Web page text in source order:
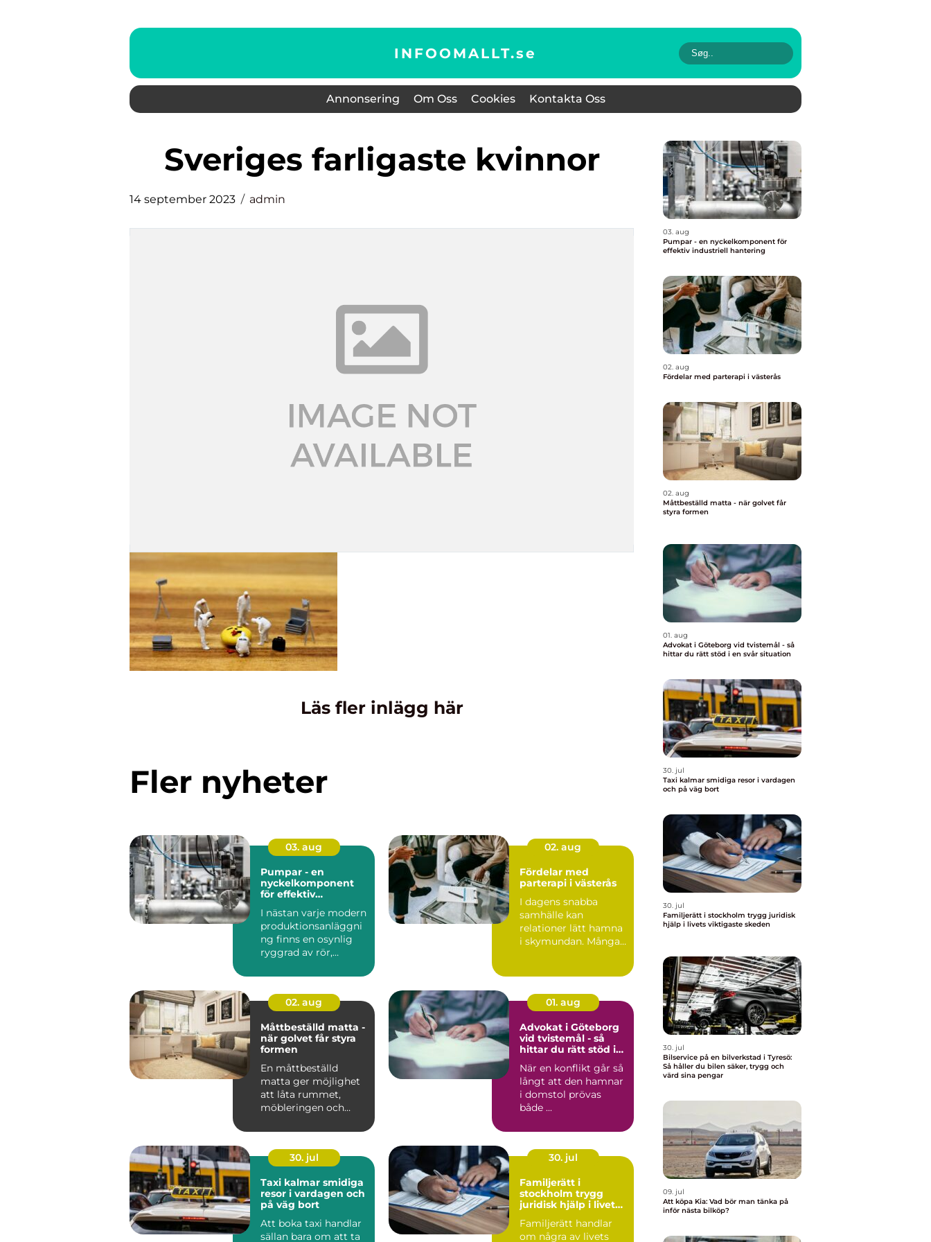
INFOOMALLT.se
Annonsering Om Oss Cookies Kontakta Oss
sveriges farligaste kvinnor
14 september 2023 admin
Läs fler inlägg här
Fler nyheter
03. aug
Pumpar - en
nyckelkomponent
för effektiv
I nästan varje modern
produktionsanläggni
ng finns en osynlig
ryggrad av rör,
02. aug
Fördelar med
parterapi i västerås
I dagens snabba
samhälle kan
relationer lätt hamna
i skymundan. Många
02. aug
Måttbeställd matta -
när golvet får styra
formen
En måttbeställd
matta ger möjlighet
att låta rummet,
möbleringen och
01. aug
Advokat i Göteborg
vid tvistemål - så
hittar du rätt stöd i
När en konflikt går så
långt att den hamnar
i domstol prövas
både ...
30. jul
Taxi kalmar smidiga
resor i vardagen och
på väg bort
Att boka taxi handlar
sällan bara om att ta
30. jul
Familjerätt i
stockholm trygg
juridisk hjälp i livets
Familjerätt handlar
om några av livets
03. aug
Pumpar - en nyckelkomponent för
effektiv industriell hantering
02. aug
Fördelar med parterapi i västerås
02. aug
Måttbeställd matta - när golvet får
styra formen
01. aug
Advokat i Göteborg vid tvistemål - så
hittar du rätt stöd i en svår situation
30. jul
Taxi kalmar smidiga resor i vardagen
och på väg bort
30. jul
Familjerätt i stockholm trygg juridisk
hjälp i livets viktigaste skeden
30. jul
Bilservice på en bilverkstad i Tyresö:
Så håller du bilen säker, trygg och
värd sina pengar
09. jul
Att köpa Kia: Vad bör man tänka på
inför nästa bilköp?